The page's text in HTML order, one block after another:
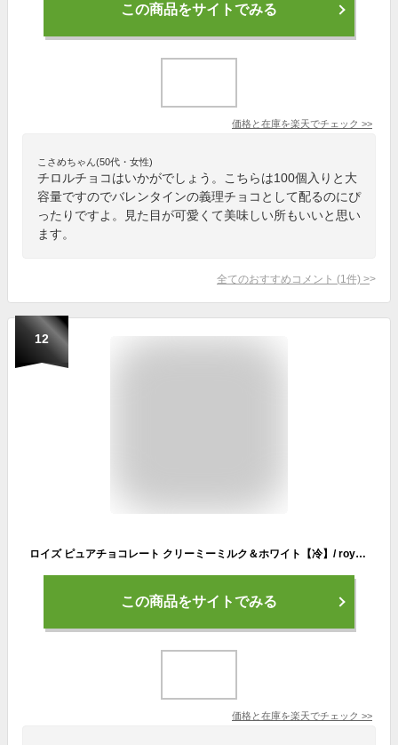
この商品をサイトでみる
価格と在庫を楽天でチェック >>
こさめちゃん(50代・女性)
チロルチョコはいかがでしょう。こちらは100個入りと大
容量ですのでバレンタインの義理チョコとして配るのにぴ
ったりですよ。見た目が可愛くて美味しい所もいいと思い
ます。
全てのおすすめコメント (1 件) >
12
ロイズ ピュアチョコレート クリーミーミルク＆ホワイト【冷】/ royce ギフト 会社 小分け プチギフト 個包装 おしゃれ かわいい 北海道 人気 おすすめ お土産当店はロイズの正規取扱店舗となります。 お返し ばらまき 父の日 母の日 プレゼント ギフト
この商品をサイトでみる
価格と在庫を楽天でチェック >>